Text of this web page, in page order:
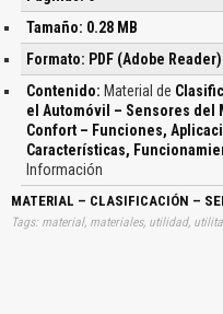
la Unidad de Control, Alimentación
de Entrada Analógicas, Elementos
los Sensores del Automóvil,
Bajos Costes de Fabricación,
Bajos Costes de Fabricación,
Climáticos, Alta Precisión,
Automóvil, Preparación Analógica
Electrónica, Microprocesador,
Sensor de Presión Atmosférica,
Tamaño: 0.28 MB
Formato: PDF (Adobe Reader)
Contenido: Material de
el Automóvil – Sensores del
Confort – Funciones,
Características,
Información
MATERIAL – CLASIFICACIÓN –